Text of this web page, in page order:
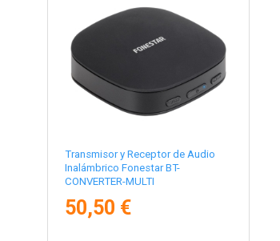
Transmisor y Receptor de Audio
Inalámbrico Fonestar BT-
CONVERTER-MULTI
50,50 €